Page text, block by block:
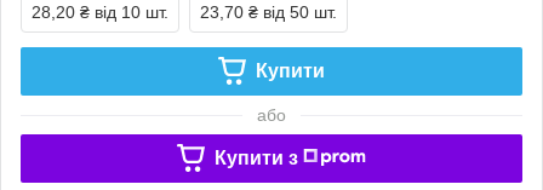
28,20 ₴ від 10 шт. 23,70 ₴ від 50 шт.
Купити
або
Купити з